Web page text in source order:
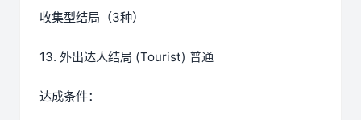
收集型结局（3种）
13. 外出达人结局 (Tourist) 普通
达成条件：